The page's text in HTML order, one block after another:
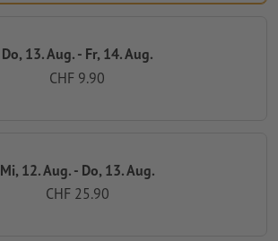
Do, 13. Aug. - Fr, 14. Aug.
CHF 9.90
Mi, 12. Aug. - Do, 13. Aug.
CHF 25.90